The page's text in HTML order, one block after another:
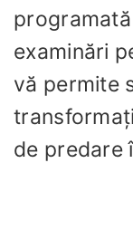
examinări
vă permite
de predare